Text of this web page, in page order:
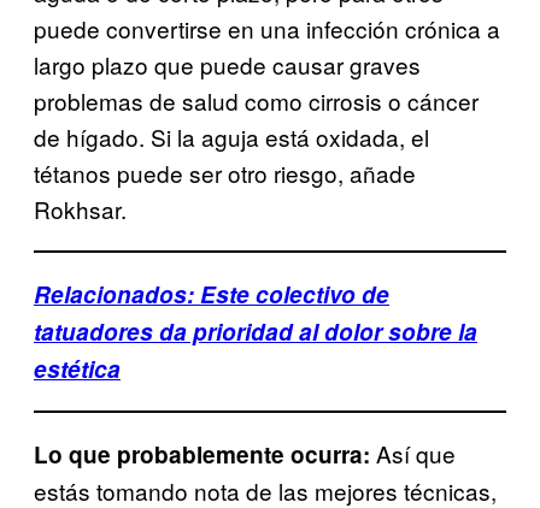
puede convertirse en una infección crónica a
largo plazo que puede causar graves
problemas de salud como cirrosis o cáncer
de hígado. Si la aguja está oxidada, el
tétanos puede ser otro riesgo, añade
Rokhsar.
Relacionados: Este colectivo de
tatuadores da prioridad al dolor sobre la
estética
Lo que probablemente ocurra: Así que
estás tomando nota de las mejores técnicas,